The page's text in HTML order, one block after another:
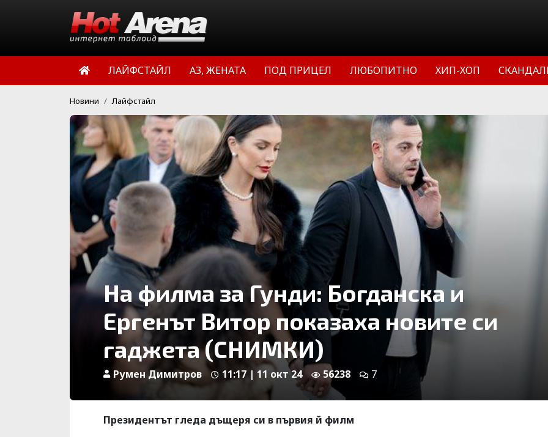
ЛАЙФСТАЙЛ АЗ, ЖЕНАТА ПОД ПРИЦЕЛ ЛЮБОПИТНО ХИП-ХОП
Новини Лайфстайл
На филма за Гунди: Богданска и
Ергенът Витор показаха новите си
гаджета (СНИМКИ)
Румен Димитров 11:17 | 11 окт 24 56238 7
Президентът гледа дъщеря си в първия й филм